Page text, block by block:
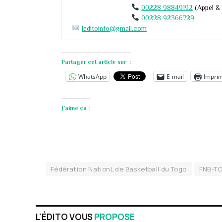
00228 98849192 (Appel &
00228 92366729
leditoinfo@gmail.com
Partager cet article sur :
WhatsApp E-mail
J’aime ça :
Fédération NationL de Basketball du Togo FNB-
L'ÉDITO VOUSPROPOSE